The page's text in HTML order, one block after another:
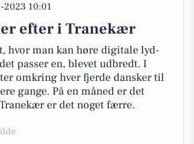
2023 10:01
efter i Tranekær
hvor man kan høre digitale lyd-
passer en, blevet udbredt. I
omkring hver fjerde dansker til
gange. På en måned er det
er det noget færre.